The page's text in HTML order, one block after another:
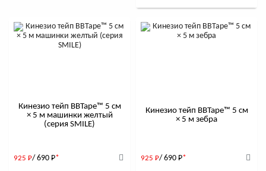
Кинезио тейп BBTape™ 5 см
× 5 м машинки желтый
(серия SMILE)
925 Р/ 690 Р*
Кинезио тейп BBTape™ 5 см
× 5 м зебра
925 Р/ 690 Р*